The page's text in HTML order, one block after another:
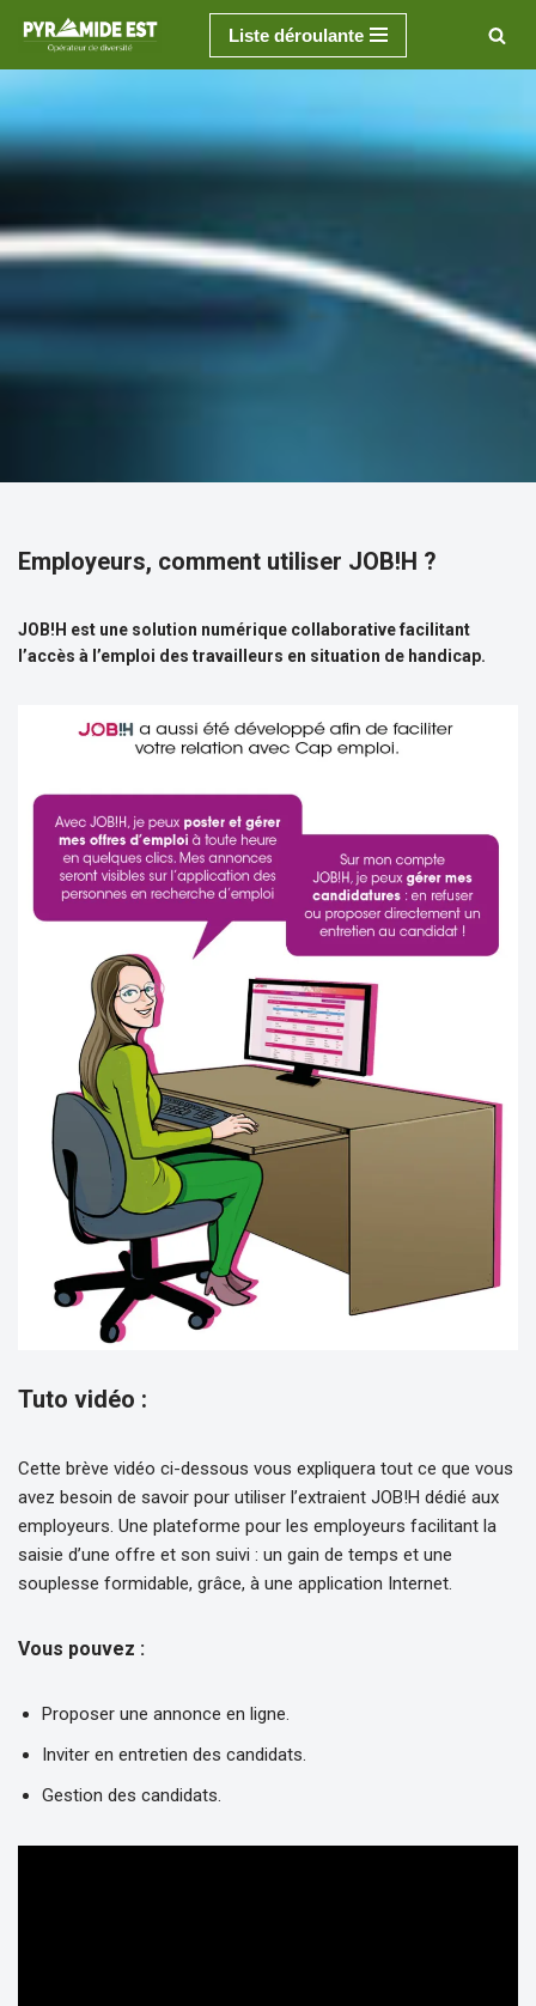
Aller
au
contenu
Liste déroulante
Employeurs, comment utiliser JOB!H ?
JOB!H est une solution numérique collaborative facilitant
l’accès à l’emploi des travailleurs en situation de handicap.
Tuto vidéo :
Cette brève vidéo ci-dessous vous expliquera tout ce que vous
avez besoin de savoir pour utiliser l’extraient JOB!H dédié aux
employeurs. Une plateforme pour les employeurs facilitant la
saisie d’une offre et son suivi : un gain de temps et une
souplesse formidable, grâce, à une application Internet.
Vous pouvez :
Proposer une annonce en ligne.
Inviter en entretien des candidats.
Gestion des candidats.